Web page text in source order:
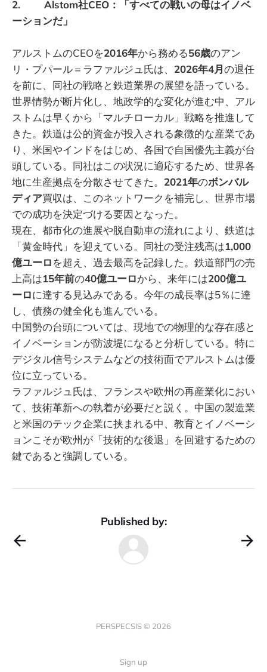
2. Alstom社CEO：「すべての戦いの母はイノベ
ーションだ」
アルストムのCEOを2016年から務める56歳のアン
リ・プパール＝ラファルジュ氏は、 2026年4月の退任
を前に、同社の戦略と鉄道業界の展望を語っている。
世界情勢が断片化し、地政学的な変化が進む中、アル
ストムは早くから「マルチローカル」戦略を推進して
きた。鉄道は公的資金が投入される象徴的な産業であ
り、米国やインドをはじめ、各国で自国優先主義が台
頭している。同社はこの状況に適応するため、世界各
地に生産拠点を分散させてきた。 2021年のボンバル
ディア買収は、このネットワークを補完し、世界市場
での成功を決定づける要因となった。
現在、都市化の進展や脱自動車の流れにより、鉄道は
「黄金時代」を迎えている。同社の受注残高は1,000
億ユーロを超え、過去最高を記録した。鉄道部門の売
上高は15年前の40億ユーロから、来年には200億ユ
ーロに達する見込みである。今年の成長率は5％に達
し、債務の健全化も進んでいる。
中国勢の台頭については、現地での物理的な存在感と
イノベーションが防波堤になると分析している。特に
デジタル信号システムなどの技術面でアルストムは優
位に立っている。
ラファルジュ氏は、フランスや欧州の再産業化におい
て、技術革新への執着が必要だと説く。中国の製造業
と米国のテック企業に挟まれる中、教育とイノベーシ
ョンこそが欧州が「技術的な後退」を回避するための
鍵であると強調している。
Published by:
PERSPECSIS © 2026
Sign up